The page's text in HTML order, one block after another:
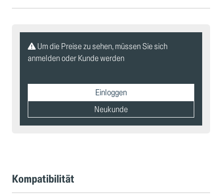
Um die Preise zu sehen, müssen Sie sich
anmelden oder Kunde werden
Einloggen
Neukunde
Kompatibilität